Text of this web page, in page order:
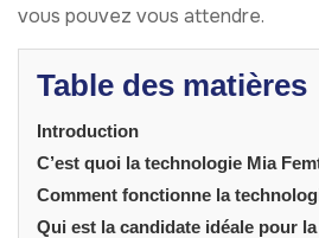
vous pouvez vous attendre.
Table des matières
Introduction
C’est quoi la technologie Mia
Comment fonctionne la
Qui est la candidate idéale pour